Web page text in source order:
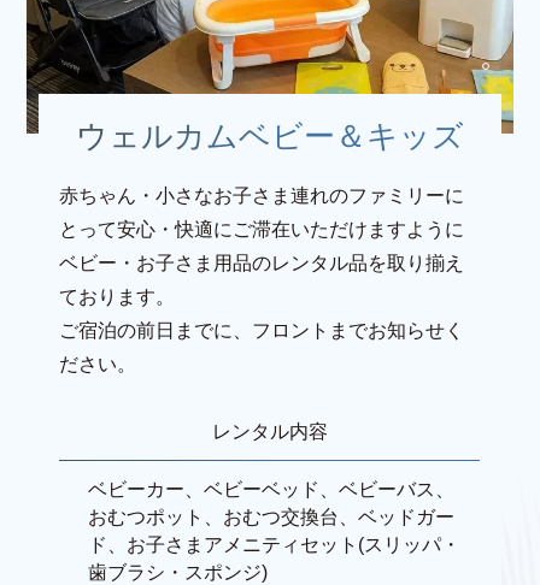
ウェルカムベビー＆キッズ
赤ちゃん・小さなお子さま連れのファミリーに
とって安心・快適にご滞在いただけますように
ベビー・お子さま用品のレンタル品を取り揃え
ております。
ご宿泊の前日までに、フロントまでお知らせく
ださい。
レンタル内容
ベビーカー、ベビーベッド、ベビーバス、
おむつポット、おむつ交換台、ベッドガー
ド、お子さまアメニティセット(スリッパ・
歯ブラシ・スポンジ)